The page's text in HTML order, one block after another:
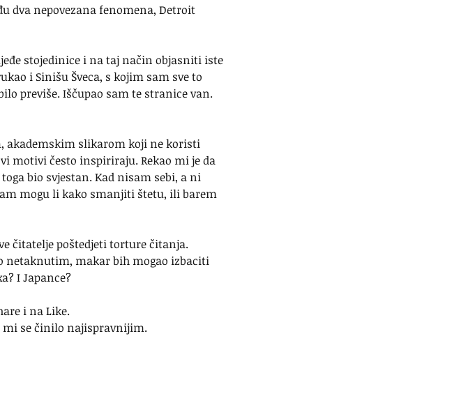
dva nepovezana fenomena, Detroit
stojedinice i na taj način objasniti iste
i Sinišu Šveca, s kojim sam sve to
previše. Iščupao sam te stranice van.
akademskim slikarom koji ne koristi
motivi često inspiriraju. Rekao mi je da
bio svjestan. Kad nisam sebi, a ni
mogu li kako smanjiti štetu, ili barem
čitatelje poštedjeti torture čitanja.
netaknutim, makar bih mogao izbaciti
I Japance?
i na Like.
mi se činilo najispravnijim.